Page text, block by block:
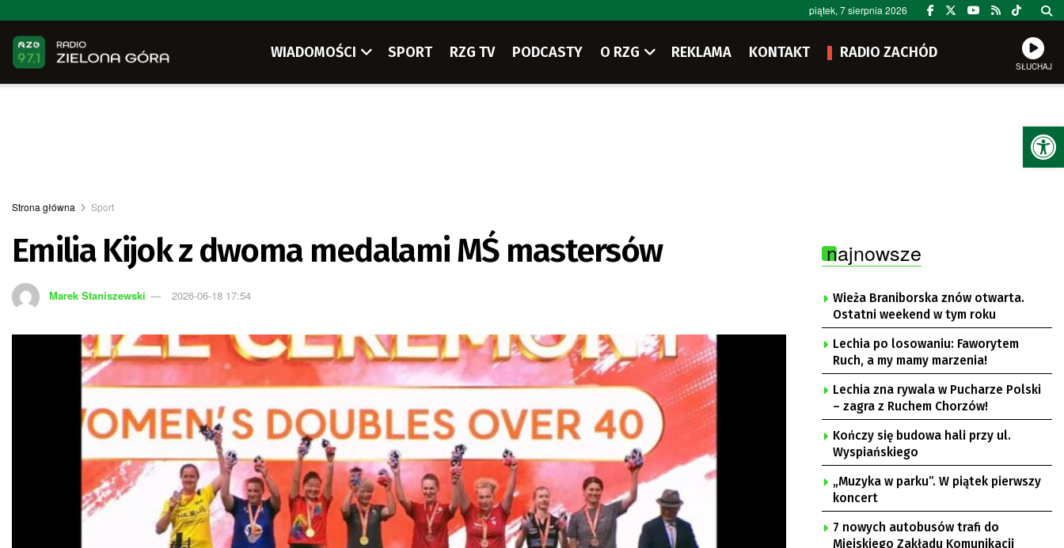
piątek, 7 sierpnia 2026
WIADOMOŚCI SPORT RZG TV PODCASTY O RZG REKLAMA KONTAKT RADIO ZACHÓD
SŁUCHAJ
Strona główna Sport
Emilia Kijok z dwoma medalami MŚ mastersów
Marek Staniszewski 2026-06-18 17:54
najnowsze
Wieża Braniborska znów otwarta.
Ostatni weekend w tym roku
Lechia po losowaniu: Faworytem
Ruch, a my mamy marzenia!
Lechia zna rywala w Pucharze Polski
– zagra z Ruchem Chorzów!
Kończy się budowa hali przy ul.
Wyspiańskiego
„Muzyka w parku”. W piątek pierwszy
koncert
7 nowych autobusów trafi do
Miejskiego Zakładu Komunikacji